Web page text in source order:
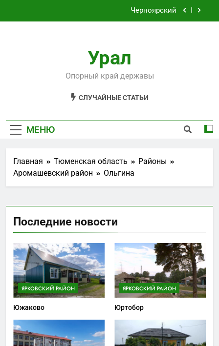
Черноярский
Староуткинск
Черноярский
Урал
Опорный край державы
СЛУЧАЙНЫЕ СТАТЬИ
МЕНЮ
Главная Тюменская область
Районы
Аромашевский район
Ольгина
Последние новости
ЯРКОВСКИЙ РАЙОН
Южаково
ЯРКОВСКИЙ РАЙОН
Юртобор